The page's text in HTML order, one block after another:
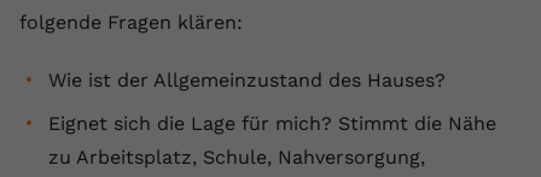
folgende Fragen klären:
Wie ist der Allgemeinzustand des Hauses?
Eignet sich die Lage für mich? Stimmt die Nähe
zu Arbeitsplatz, Schule, Nahversorgung,